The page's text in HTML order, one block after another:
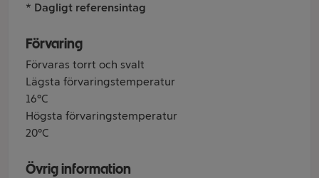
* Dagligt referensintag
Förvaring
Förvaras torrt och svalt
Lägsta förvaringstemperatur
16°C
Högsta förvaringstemperatur
20°C
Övrig information